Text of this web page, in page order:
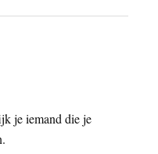
je iemand die je